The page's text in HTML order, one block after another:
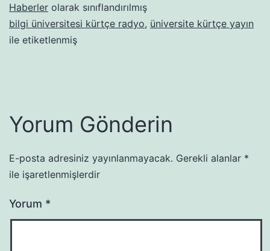
Haberler olarak sınıflandırılmış
bilgi üniversitesi kürtçe radyo, üniversite kürtçe yayın
ile etiketlenmiş
Yorum Gönderin
E-posta adresiniz yayınlanmayacak. Gerekli alanlar *
ile işaretlenmişlerdir
Yorum *